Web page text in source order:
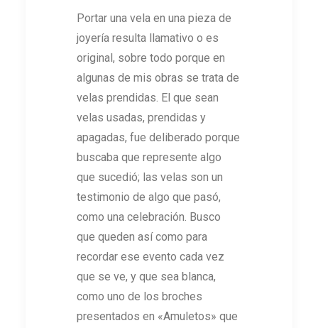
Portar una vela en una pieza de
joyería resulta llamativo o es
original, sobre todo porque en
algunas de mis obras se trata de
velas prendidas. El que sean
velas usadas, prendidas y
apagadas, fue deliberado porque
buscaba que represente algo
que sucedió; las velas son un
testimonio de algo que pasó,
como una celebración. Busco
que queden así como para
recordar ese evento cada vez
que se ve, y que sea blanca,
como uno de los broches
presentados en «Amuletos» que